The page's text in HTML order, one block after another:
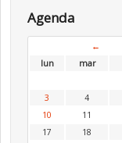
Agenda
←
lun
mar
3
4
10
11
17
18